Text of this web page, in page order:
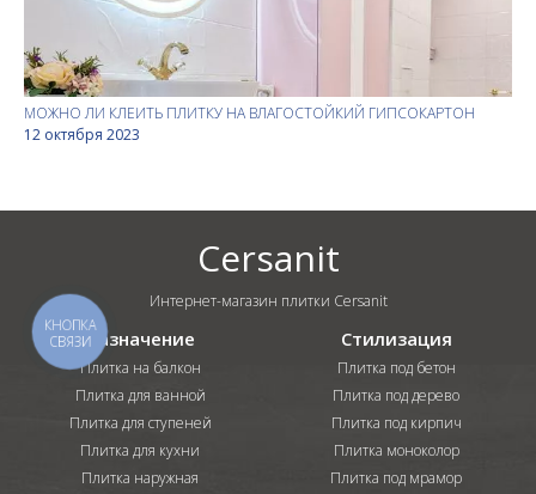
МОЖНО ЛИ КЛЕИТЬ ПЛИТКУ НА ВЛАГОСТОЙКИЙ ГИПСОКАРТОН
12 октября 2023
Cersanit
Интернет-магазин плитки Cersanit
Назначение
Плитка на балкон
Плитка для ванной
Плитка для ступеней
Плитка для кухни
Плитка наружная
Стилизация
Плитка под бетон
Плитка под дерево
Плитка под кирпич
Плитка моноколор
Плитка под мрамор
КНОПКА
СВЯЗИ